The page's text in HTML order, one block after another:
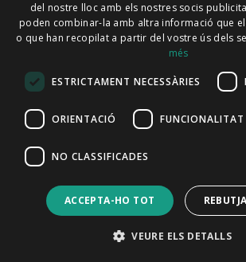
del nostre lloc amb els nostres socis
poden combinar-la amb altra informació que
o que han recopilat a partir del vostre ús dels
més
ESTRICTAMENT NECESSÀRIES
ORIENTACIÓ FUNCIONALITAT
NO CLASSIFICADES
ACCEPTA-HO TOT
VEURE ELS DETALLS